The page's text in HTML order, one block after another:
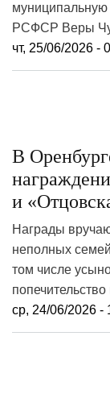
РСФСР Веры
чт, 25/06/2026 -
В
и
Награды
неполных
том числе
ср, 24/06/2026 -